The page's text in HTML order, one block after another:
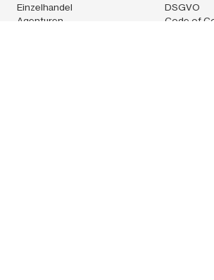
Einzelhandel
Agenturen
DSGVO
Code of